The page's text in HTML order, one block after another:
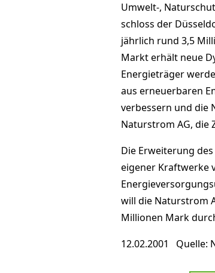
Umwelt-,
schloss der
jährlich rund 3,5
Markt erhält neue
Energieträger
aus erneuerbaren
verbessern und die
Naturstrom AG, die
Die Erweiterung
eigener Kraftwerke
will die Naturstrom
Millionen Mark
12.02.2001 Quelle: